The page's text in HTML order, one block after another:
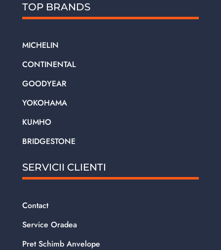
TOP BRANDS
MICHELIN
CONTINENTAL
GOODYEAR
YOKOHAMA
KUMHO
BRIDGESTONE
SERVICII CLIENTI
Contact
Service Oradea
Pret Schimb Anvelope